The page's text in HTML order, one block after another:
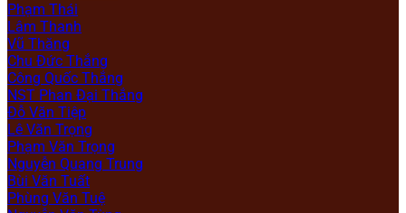
Phạm Thái
Lâm Thanh
Vũ Thăng
Chu Đức Thắng
Công Quốc Thắng
NST Phan Đại Thắng
Đỗ Văn Tiệp
Lê Văn Trọng
Phạm Văn Trọng
Nguyễn Quang Trung
Bùi Văn Tuất
Phùng Văn Tuệ